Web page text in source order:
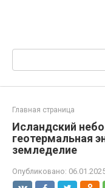
Поиск:
Главная страница
Исландский
геотермальная
земледелие
Опубликовано: